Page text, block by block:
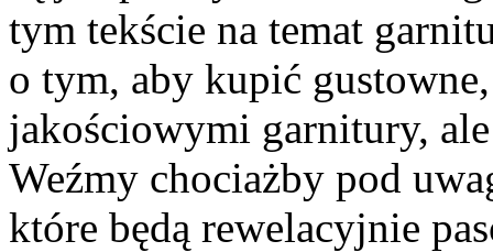
tym tekście na temat
o tym, aby kupić
jakościowymi garnitury,
Weźmy chociażby pod
które będą rewelacyjnie